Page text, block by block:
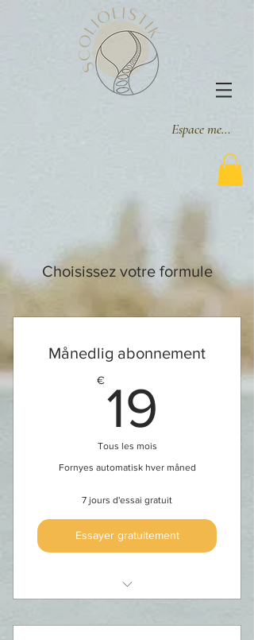
Espace membre
Choisissez votre formule
Månedlig abonnement
€ 19 19€
Tous les mois
Fornyes automatisk hver måned
7 jours d'essai gratuit
Essayer gratuitement